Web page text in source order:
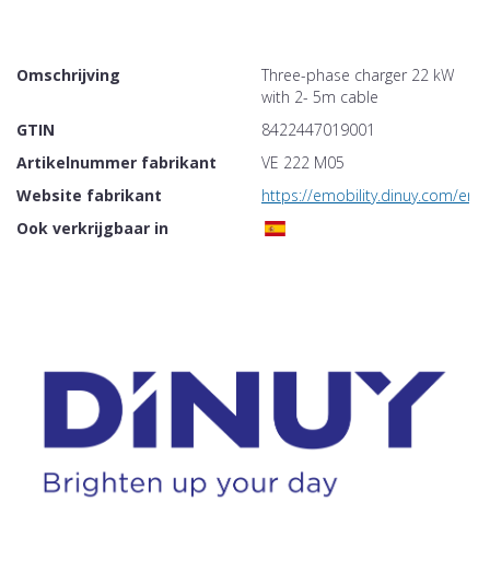
Omschrijving
Three-phase charger 22 kW
with 2- 5m cable
GTIN
8422447019001
Artikelnummer fabrikant
VE 222 M05
Website fabrikant
https://emobility.dinuy.com/en/
Ook verkrijgbaar in